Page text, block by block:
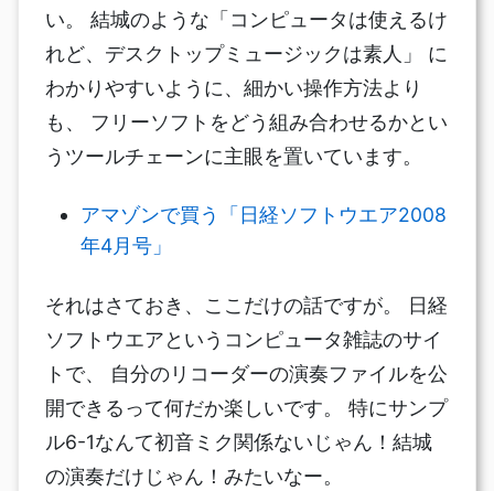
い。 結城のような「コンピュータは使えるけ
れど、デスクトップミュージックは素人」 に
わかりやすいように、細かい操作方法より
も、 フリーソフトをどう組み合わせるかとい
うツールチェーンに主眼を置いています。
アマゾンで買う「日経ソフトウエア2008
年4月号」
それはさておき、ここだけの話ですが。 日経
ソフトウエアというコンピュータ雑誌のサイ
トで、 自分のリコーダーの演奏ファイルを公
開できるって何だか楽しいです。 特にサンプ
ル6-1なんて初音ミク関係ないじゃん！結城
の演奏だけじゃん！みたいなー。